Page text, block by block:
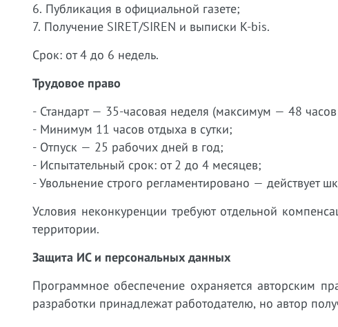
6. Публикация в официальной газете;
7. Получение SIRET/SIREN и выписки K-bis.
Срок: от 4 до 6 недель.
Трудовое право
- Стандарт — 35-часовая неделя (максимум — 48
- Минимум 11 часов отдыха в сутки;
- Отпуск — 25 рабочих дней в год;
- Испытательный срок: от 2 до 4 месяцев;
- Увольнение строго регламентировано — действует
Условия неконкуренции требуют отдельной
территории.
Защита ИС и персональных данных
Программное обеспечение охраняется авторским
разработки принадлежат работодателю, но автор